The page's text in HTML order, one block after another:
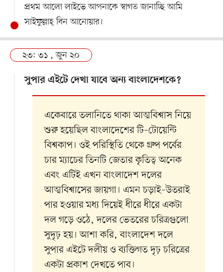
প্রথম আলো লাইভে আপনাকে স্বাগত জানাচ্ছি আমি
সাইফুল্লাহ্‌ বিন আনোয়ার।
২৩: ৩১ , জুন ২০
সুপার এইটে দেখা যাবে অন্য বাংলাদেশকে?
একেবারে তলানিতে থাকা আত্মবিশ্বাস নিয়ে
শুরু হয়েছিল বাংলাদেশের টি–টোয়েন্টি
বিশ্বকাপ। ওই পরিস্থিতি থেকে গ্রুপ পর্বের
চার ম্যাচের তিনটি জেতার কৃতিত্ব অনেক
এবং এটিই এখন বাংলাদেশ দলের
আত্মবিশ্বাসের জায়গা। এমন চড়াই–উতরাই
পার হওয়ার মধ্য দিয়েই ধীরে ধীরে একটা
দল গড়ে ওঠে, দলের ভেতরের চরিত্রগুলো
সুদৃঢ় হয়। আশা করি, বাংলাদেশ দলে
সুপার এইটে দলীয় ও ব্যক্তিগত দৃঢ় চরিত্রের
একটা প্রকাশ দেখতে পাব।